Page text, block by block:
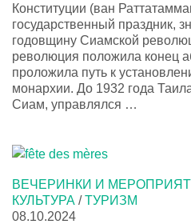
Конституции (ван
государственный праздник,
годовщину Сиамской
революция положила конец
проложила путь к
монархии. До 1932 года
Сиам, управлялся …
ВЕЧЕРИНКИ И
КУЛЬТУРА /ТУРИЗМ
08.10.2024